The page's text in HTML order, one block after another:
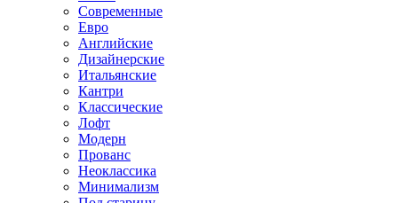
Современные
Евро
Английские
Дизайнерские
Итальянские
Кантри
Классические
Лофт
Модерн
Прованс
Неоклассика
Минимализм